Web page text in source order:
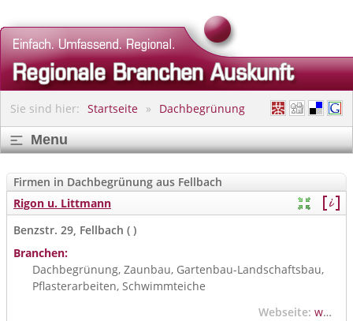
Sie sind hier: Startseite Dachbegrünung
Menu
Firmen in Dachbegrünung aus Fellbach
Rigon u. Littmann
Benzstr. 29, Fellbach ( )
Branchen:
Dachbegrünung, Zaunbau, Gartenbau-Landschaftsbau,
Pflasterarbeiten, Schwimmteiche
Webseite: www.rigon-littmann.de